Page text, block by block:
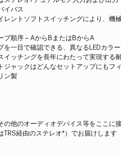
イパス
レントソフトスイッチングにより、機
プ順序 – AからBまたはBからA
を一目で確認できる、異なるLEDカラー
イッチングを長年にわたって実現する
ジャックはどんなセットアップにもフ
ン製
の他のオーディオデバイス等をここに
TRS経由のステレオ*）でお届けします